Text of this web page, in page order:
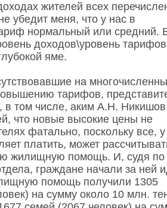
жителей всех
убедит меня, что у нас в
нормальный или средний.
доходов\уровень
яме.
на
тарифов,
в том числе, аким А.Н.
что новые высокие цены не
фатально, поскольку все, у
платить, может
жилищную помощь. И, судя по
граждане начали за ней
помощь получили 1305
на сумму около 10 млн.